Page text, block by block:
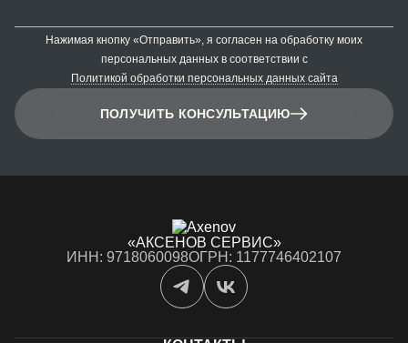
ПОЛУЧИТЬ КОНСУЛЬТАЦИЮ
Нажимая кнопку «Отправить», я согласен на обработку моих
персональных данных в соответствии с
Политикой обработки персональных данных сайта
«АКСЕНОВ СЕРВИС»
ИНН: 9718060098ОГРН: 1177746402107